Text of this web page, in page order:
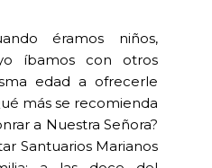
éramos niños,
íbamos con otros
edad a ofrecerle
más se recomienda
a Nuestra Señora?
Santuarios Marianos